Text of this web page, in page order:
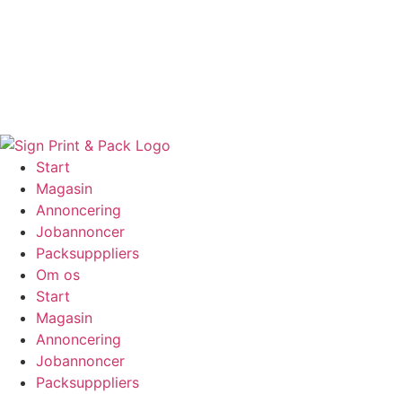
Start
Magasin
Annoncering
Jobannoncer
Packsupppliers
Om os
Start
Magasin
Annoncering
Jobannoncer
Packsupppliers